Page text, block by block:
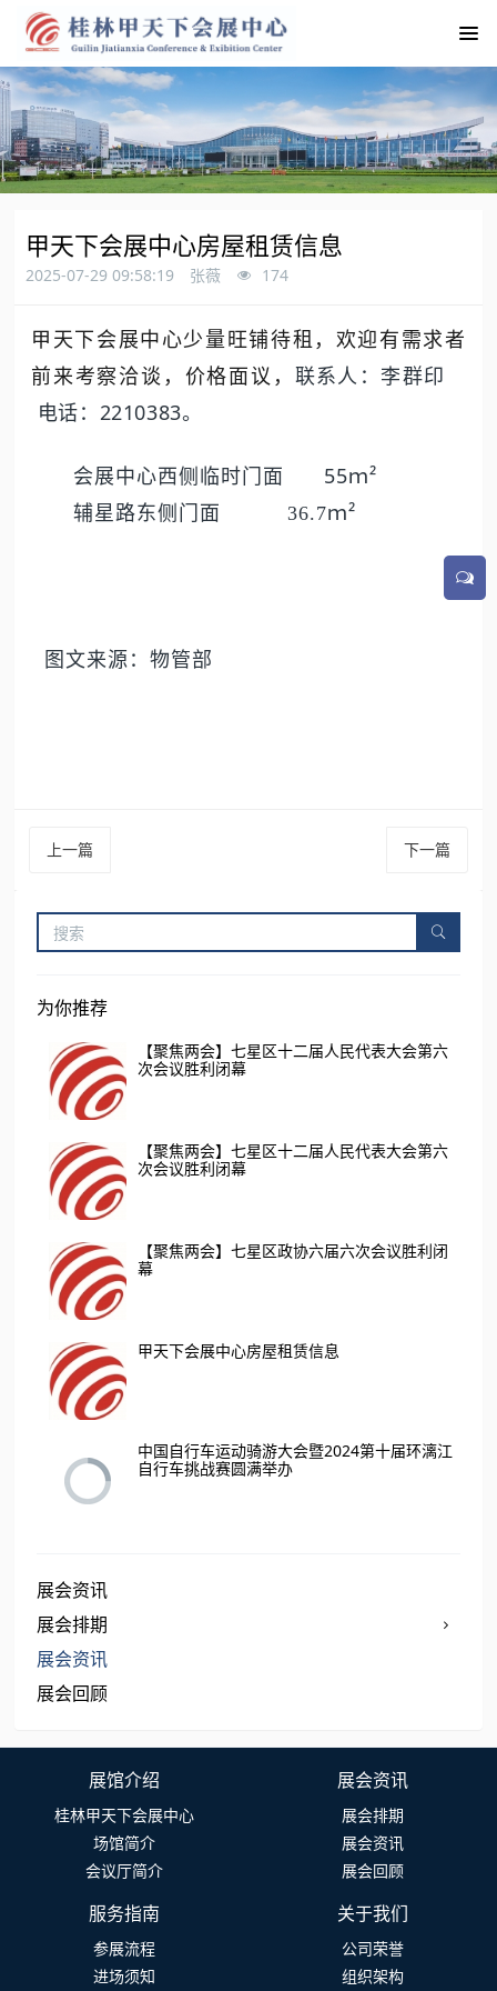
甲天下会展中心房屋租赁信息
2025-07-29 09:58:19 张薇 174
甲天下会展中心少量旺铺待租，欢迎有需求者
前来考察洽谈，价格面议， 联系人：李群印
电话： 2210383。
会展中心西侧临时门面 55ｍ²
辅星路东侧门面 36.7ｍ²
图文来源：物管部
上一篇 下一篇
为你推荐
【聚焦两会】七星区十二届人民代表大会第六
次会议胜利闭幕
【聚焦两会】七星区十二届人民代表大会第六
次会议胜利闭幕
【聚焦两会】七星区政协六届六次会议胜利闭
幕
甲天下会展中心房屋租赁信息
中国自行车运动骑游大会暨2024第十届环漓江
自行车挑战赛圆满举办
展会资讯
展会排期
展会资讯
展会回顾
展馆介绍
桂林甲天下会展中心
场馆简介
会议厅简介
展会资讯
展会排期
展会资讯
展会回顾
服务指南
参展流程
进场须知
关于我们
公司荣誉
组织架构